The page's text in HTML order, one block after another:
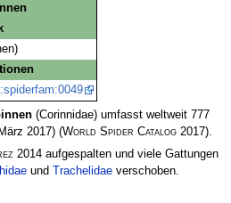
(Corinnidae) umfasst weltweit 777
2017) (World Spider Catalog2017).
2014 aufgespalten und viele Gattungen
und Trachelidaeverschoben.